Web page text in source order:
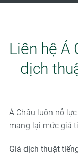
Liên hệ Á
dịch
Á Châu luôn nỗ
mang lại mức giá
Giá dịch thuật